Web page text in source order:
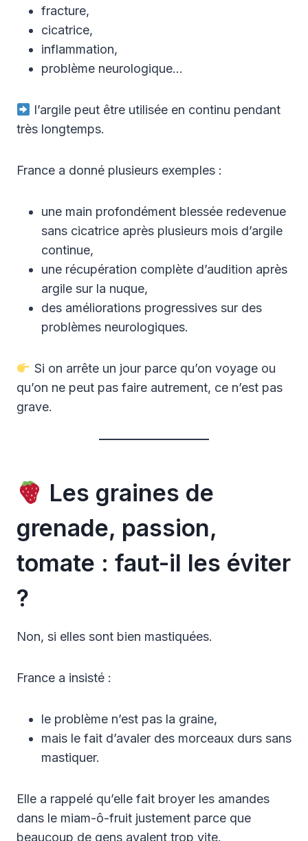
fracture,
cicatrice,
inflammation,
problème neurologique…
l’argile peut être utilisée en continu pendant
très longtemps.
France a donné plusieurs exemples :
une main profondément blessée redevenue
sans cicatrice après plusieurs mois d’argile
continue,
une récupération complète d’audition après
argile sur la nuque,
des améliorations progressives sur des
problèmes neurologiques.
Si on arrête un jour parce qu’on voyage ou
qu’on ne peut pas faire autrement, ce n’est pas
grave.
Les graines de
grenade, passion,
tomate : faut-il les éviter
?
Non, si elles sont bien mastiquées.
France a insisté :
le problème n’est pas la graine,
mais le fait d’avaler des morceaux durs sans
mastiquer.
Elle a rappelé qu’elle fait broyer les amandes
dans le miam-ô-fruit justement parce que
beaucoup de gens avalent trop vite.